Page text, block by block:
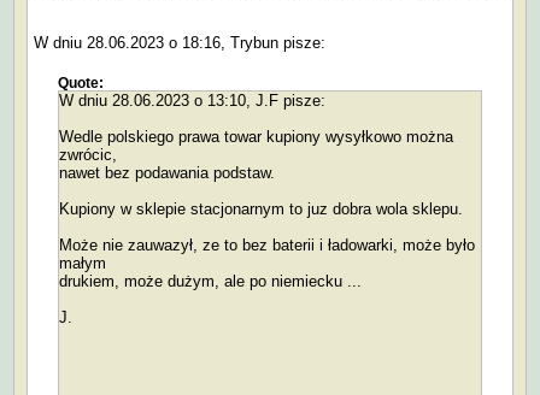
W dniu 28.06.2023 o 18:16, Trybun pisze:
Quote:
W dniu 28.06.2023 o 13:10, J.F pisze:
Wedle polskiego prawa towar kupiony wysyłkowo można
zwrócic,
nawet bez podawania podstaw.
Kupiony w sklepie stacjonarnym to juz dobra wola sklepu.
Może nie zauwazył, ze to bez baterii i ładowarki, może było
małym
drukiem, może dużym, ale po niemiecku ...
J.